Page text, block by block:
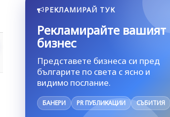
РЕКЛАМИРАЙ ТУК
Рекламирайте вашият
бизнес
Представете бизнеса си пред
българите по света с ясно и
видимо послание.
БАНЕРИ PR ПУБЛИКАЦИИ СЪБИТИЯ